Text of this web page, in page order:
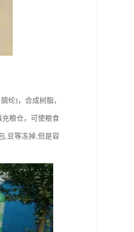
纶)，合成树脂，
粮仓，可使粮食
,豆等冻掉,但是容